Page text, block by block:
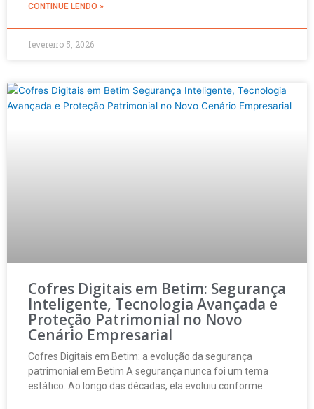
CONTINUE LENDO »
fevereiro 5, 2026
Cofres Digitais em Betim: Segurança
Inteligente, Tecnologia Avançada e
Proteção Patrimonial no Novo
Cenário Empresarial
Cofres Digitais em Betim: a evolução da segurança
patrimonial em Betim A segurança nunca foi um tema
estático. Ao longo das décadas, ela evoluiu conforme